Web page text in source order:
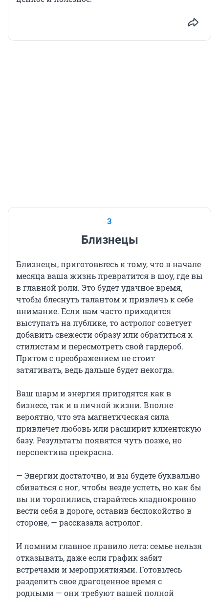
3
Близнецы
Близнецы, приготовьтесь к тому, что в начале
месяца ваша жизнь превратится в шоу, где вы
в главной роли. Это будет удачное время,
чтобы блеснуть талантом и привлечь к себе
внимание. Если вам часто приходится
выступать на публике, то астролог советует
добавить свежести образу или обратиться к
стилистам и пересмотреть свой гардероб.
Притом с преображением не стоит
затягивать, ведь дальше будет некогда.
Ваш шарм и энергия пригодятся как в
бизнесе, так и в личной жизни. Вполне
вероятно, что эта магнетическая сила
привлечет любовь или расширит клиентскую
базу. Результаты появятся чуть позже, но
перспектива прекрасна.
— Энергии достаточно, и вы будете буквально
сбиваться с ног, чтобы везде успеть, но как бы
вы ни торопились, старайтесь хладнокровно
вести себя в дороге, оставив беспокойство в
стороне, — рассказала астролог.
И помним главное правило лета: семье нельзя
отказывать, даже если график забит
встречами и мероприятиями. Готовьтесь
разделить свое драгоценное время с
родными — они требуют вашей полной